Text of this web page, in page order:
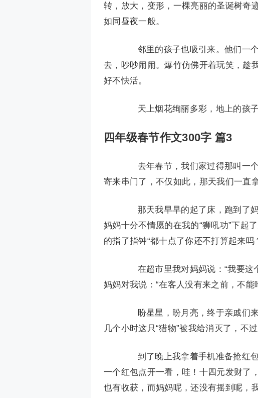
转，放大，变形，一棵亮丽的圣诞树奇
如同昼夜一般。
邻里的孩子也吸引来。他们一个
去，吵吵闹闹。爆竹仿佛开着玩笑，趁
好不快活。
天上烟花绚丽多彩，地上的孩子
四年级春节作文300字 篇3
去年春节，我们家过得那叫一个
寄来串门了，不仅如此，那天我们一直
那天我早早的起了床，跑到了妈
妈妈十分不情愿的在我的“狮吼功”下起
的指了指钟“都十点了你还不打算起来吗
在超市里我对妈妈说：“我要这
妈妈对我说：“在客人没有来之前，不能
盼星星，盼月亮，终于亲戚们来
几个小时这只“猎物”被我给消灭了，不
到了晚上我拿着手机准备抢红包
一个红包点开一看，哇！十四元发财了
也有收获，而妈妈呢，还没有摇到呢，